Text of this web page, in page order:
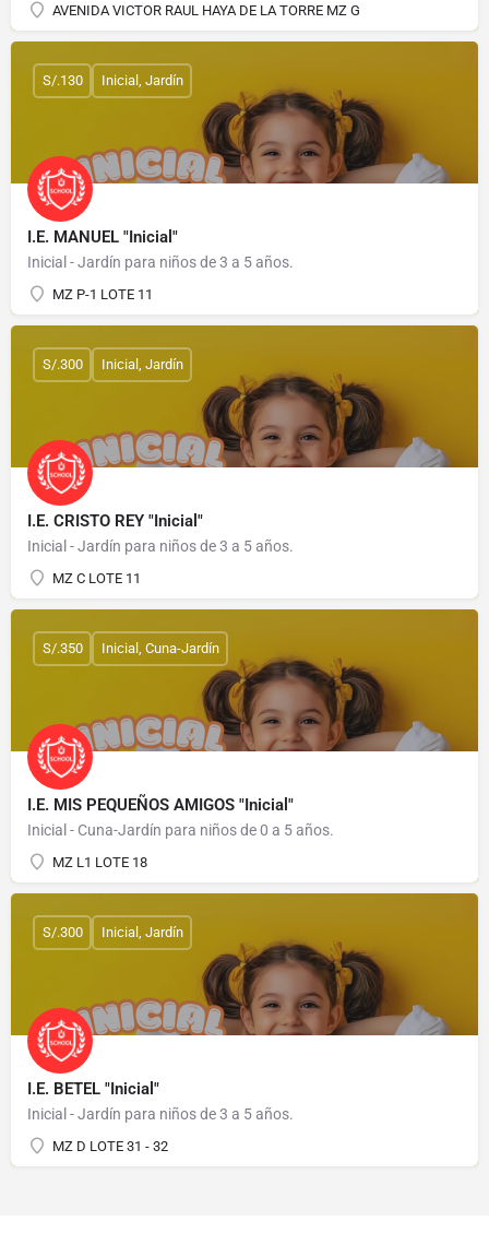
AVENIDA VICTOR RAUL HAYA DE LA TORRE MZ G
I.E. MANUEL "Inicial"
Inicial - Jardín para niños de 3 a 5 años.
MZ P-1 LOTE 11
S/.130 Inicial, Jardín
I.E. CRISTO REY "Inicial"
Inicial - Jardín para niños de 3 a 5 años.
MZ C LOTE 11
S/.300 Inicial, Jardín
I.E. MIS PEQUEÑOS AMIGOS "Inicial"
Inicial - Cuna-Jardín para niños de 0 a 5 años.
MZ L1 LOTE 18
S/.350 Inicial, Cuna-Jardín
I.E. BETEL "Inicial"
Inicial - Jardín para niños de 3 a 5 años.
MZ D LOTE 31 - 32
S/.300 Inicial, Jardín